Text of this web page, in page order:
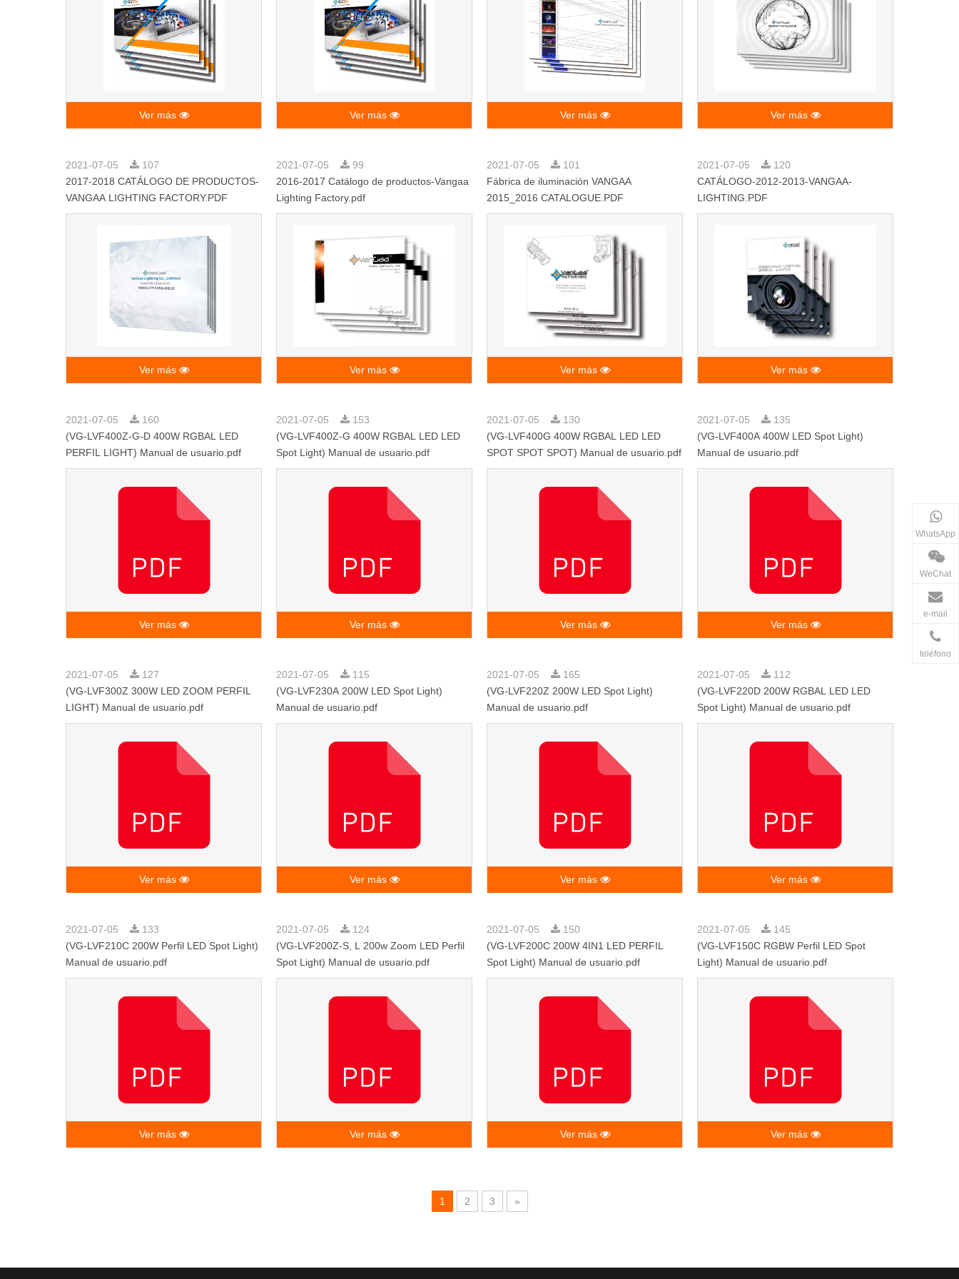
Ver más Ver más Ver más Ver más
2021-07-05
107
2017-2018 CATÁLOGO DE PRODUCTOS-
VANGAA LIGHTING FACTORY.PDF
Ver más
2021-07-05
99
2016-2017 Catálogo de productos-Vangaa
Lighting Factory.pdf
Ver más
2021-07-05
101
Fábrica de iluminación VANGAA
2015_2016 CATALOGUE.PDF
Ver más
2021-07-05
120
CATÁLOGO-2012-2013-VANGAA-
LIGHTING.PDF
Ver más
2021-07-05
160
(VG-LVF400Z-G-D 400W RGBAL LED
PERFIL LIGHT) Manual de usuario.pdf
Ver más
2021-07-05
153
(VG-LVF400Z-G 400W RGBAL LED LED
Spot Light) Manual de usuario.pdf
Ver más
2021-07-05
130
(VG-LVF400G 400W RGBAL LED LED
SPOT SPOT SPOT) Manual de usuario.pdf
Ver más
2021-07-05
135
(VG-LVF400A 400W LED Spot Light)
Manual de usuario.pdf
Ver más
2021-07-05
127
(VG-LVF300Z 300W LED ZOOM PERFIL
LIGHT) Manual de usuario.pdf
Ver más
2021-07-05
115
(VG-LVF230A 200W LED Spot Light)
Manual de usuario.pdf
Ver más
2021-07-05
165
(VG-LVF220Z 200W LED Spot Light)
Manual de usuario.pdf
Ver más
2021-07-05
112
(VG-LVF220D 200W RGBAL LED LED
Spot Light) Manual de usuario.pdf
Ver más
2021-07-05
133
(VG-LVF210C 200W Perfil LED Spot Light)
Manual de usuario.pdf
Ver más
2021-07-05
124
(VG-LVF200Z-S, L 200w Zoom LED Perfil
Spot Light) Manual de usuario.pdf
Ver más
2021-07-05
150
(VG-LVF200C 200W 4IN1 LED PERFIL
Spot Light) Manual de usuario.pdf
Ver más
2021-07-05
145
(VG-LVF150C RGBW Perfil LED Spot
Light) Manual de usuario.pdf
Ver más
1 2 3 »
WhatsApp
WeChat
e-mail
teléfono